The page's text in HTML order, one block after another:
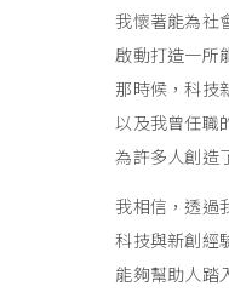
我懷著能為社
啟動打造一所
那時候，科技
以及我曾任職
為許多人創造
我相信，透過
科技與新創經
能夠幫助人踏